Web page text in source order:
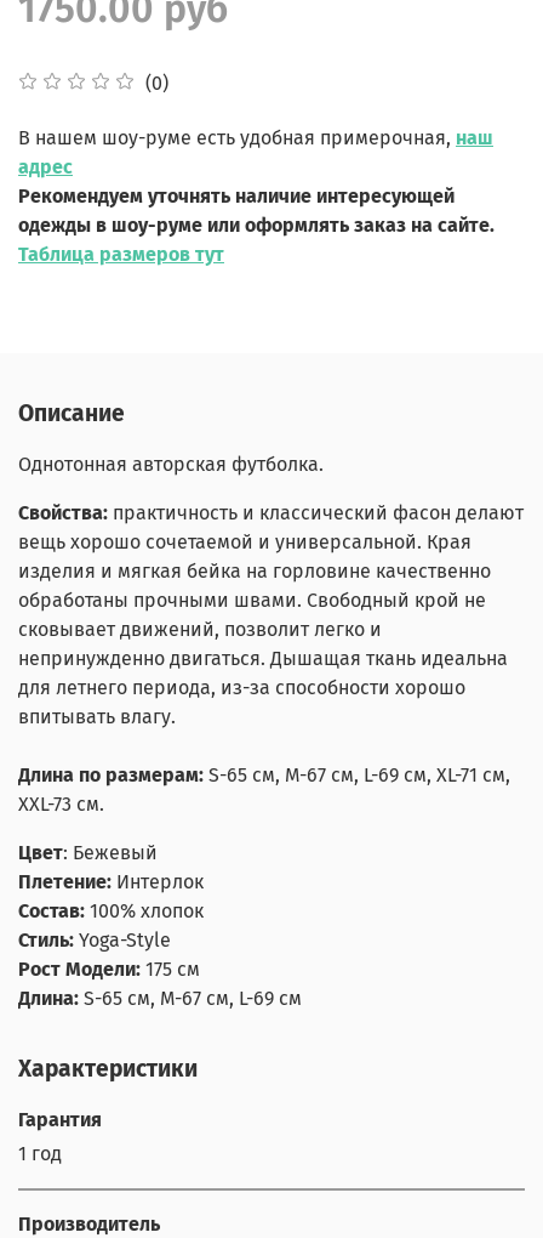
(0)
В нашем шоу-руме есть удобная примерочная, наш
адрес
Рекомендуем уточнять наличие интересующей
одежды в шоу-руме или оформлять заказ на сайте.
Таблица размеров тут
Описание
Однотонная авторская футболка.
Свойства: практичность и классический фасон делают
вещь хорошо сочетаемой и универсальной. Края
изделия и мягкая бейка на горловине качественно
обработаны прочными швами. Свободный крой не
сковывает движений, позволит легко и
непринужденно двигаться. Дышащая ткань идеальна
для летнего периода, из-за способности хорошо
впитывать влагу.
Длина по размерам: S-65 см, M-67 см, L-69 см, XL-71 см,
XXL-73 см.
Цвет: Бежевый
Плетение: Интерлок
Состав: 100% хлопок
Стиль: Yoga-Style
Рост Модели: 175 см
Длина: S-65 см, M-67 см, L-69 см
Характеристики
Гарантия
1 год
Производитель